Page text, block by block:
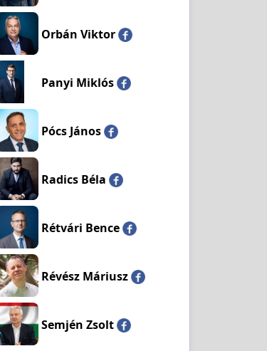
Orbán Viktor
Panyi Miklós
Pócs János
Radics Béla
Rétvári Bence
Révész Máriusz
Semjén Zsolt